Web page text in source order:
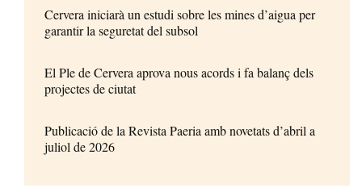
Cervera iniciarà un estudi sobre les mines d’aigua per
garantir la seguretat del subsol
El Ple de Cervera aprova nous acords i fa balanç dels
projectes de ciutat
Publicació de la Revista Paeria amb novetats d’abril a
juliol de 2026